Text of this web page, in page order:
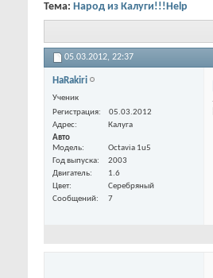
Тема: Народ из Калуги!!!Help
05.03.2012, 22:37
HaRakiri
Ученик
Регистрация
05.03.2012
Адрес
Калуга
Авто
Модель
Octavia 1u5
Год выпуска
2003
Двигатель
1.6
Цвет
Серебряный
Сообщений
7